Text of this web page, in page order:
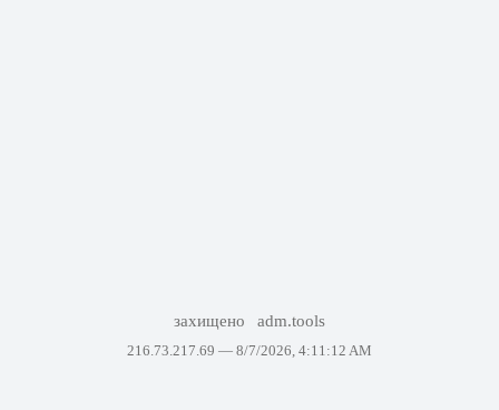
захищено adm.tools
216.73.217.69 — 8/7/2026, 4:11:12 AM